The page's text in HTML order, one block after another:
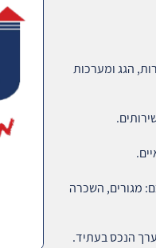
הגג ומערכות
מגורים, השכרה
הנכס בעתיד.